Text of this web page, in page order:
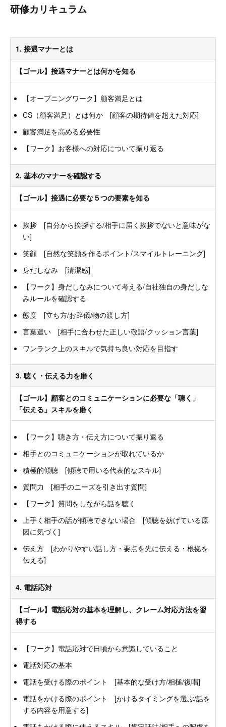
研修カリキュラム
1. 接遇マナーとは
【ゴール】接遇マナーとは何かを知る
【オープニングワーク】顧客満足とは
CS（顧客満足）とは何か [顧客の期待値を超えた対応]
顧客満足を高める必要性
【ワーク】お客様への対応について振り返る
2. 基本のマナーを確認する
【ゴール】接遇に必要な５つの要素を知る
挨拶 [自分から挨拶する/相手に届く挨拶でないと意味がな
い]
笑顔 [自然な笑顔を作るポイント/スマイルトレーニング]
身だしなみ [清潔感]
【ワーク】身だしなみについて考える/自社独自の身だしな
みルールを確認する
態度 [立ち方/お辞儀/物の渡し方]
言葉遣い [相手に合わせた正しい敬語/クッション言葉]
ワンランク上のスキルで気持ち良い対応を目指す
3. 聴く・伝える力を磨く
【ゴール】顧客とのコミュニケーションに必要な「聴く」
「伝える」スキルを磨く
【ワーク】聴き方・伝え方について振り返る
相手とのコミュニケーションが取れているか
積極的傾聴 [傾聴で用いる代表的なスキル]
質問力 [相手のニーズを引き出す質問]
【ワーク】質問をしながら話を聴く
上手く相手の話が傾聴できない場合 [傾聴を妨げている原
因に気づく]
伝え方 [わかりやすい話し方・要点を先に伝える・根拠を
伝える]
4. 電話応対
【ゴール】電話応対の基本を理解し、クレーム対応方法を習
得する
【ワーク】電話応対で日頃から意識していること
電話対応の基本
電話を受ける際のポイント [基本的な受け方/相槌/復唱]
電話をかける際のポイント [かけるタイミングを選ぶ/話を
する内容を用意する]